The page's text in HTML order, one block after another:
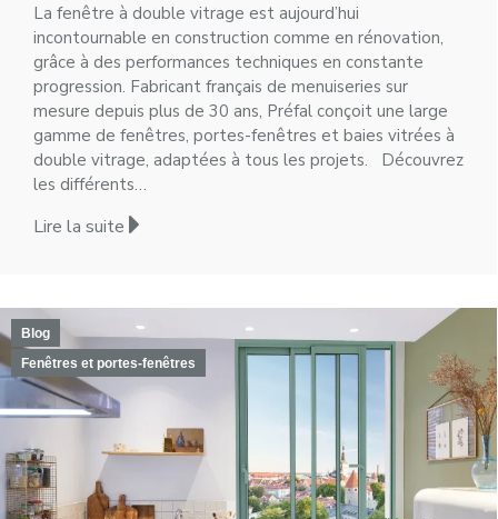
La fenêtre à double vitrage est aujourd’hui
incontournable en construction comme en rénovation,
grâce à des performances techniques en constante
progression. Fabricant français de menuiseries sur
mesure depuis plus de 30 ans, Préfal conçoit une large
gamme de fenêtres, portes-fenêtres et baies vitrées à
double vitrage, adaptées à tous les projets. Découvrez
les différents…
Lire la suite
Blog
Fenêtres et portes-fenêtres